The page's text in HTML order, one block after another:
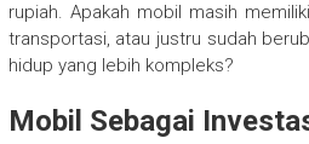
rupiah. Apakah mobil masih
transportasi, atau justru sudah
hidup yang lebih kompleks?
Mobil Sebagai